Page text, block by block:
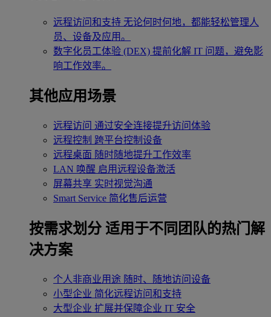
远程访问和支持 无论何时何地，都能轻松管理人
员、设备及应用。
数字化员工体验 (DEX) 提前化解 IT 问题，避免影
响工作效率。
其他应用场景
远程访问 通过安全连接提升访问体验
远程控制 跨平台控制设备
远程桌面 随时随地提升工作效率
LAN 唤醒 启用远程设备激活
屏幕共享 实时视觉沟通
Smart Service 简化售后运营
按需求划分 适用于不同团队的热门解
决方案
个人非商业用途 随时、随地访问设备
小型企业 简化远程访问和支持
大型企业 扩展并保障企业 IT 安全